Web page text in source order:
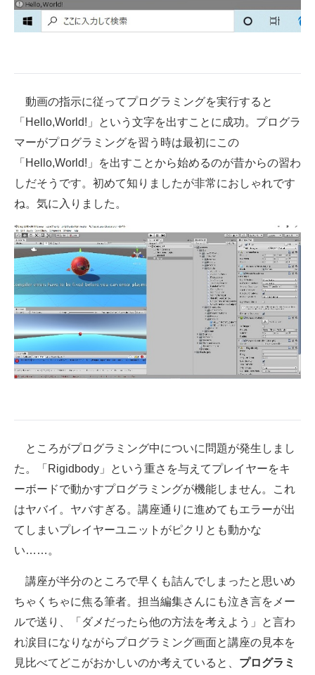
動画の指示に従ってプログラミングを実行すると
「Hello,World!」という文字を出すことに成功。プログラ
マーがプログラミングを習う時は最初にこの
「Hello,World!」を出すことから始めるのが昔からの習わ
しだそうです。初めて知りましたが非常におしゃれです
ね。気に入りました。
ところがプログラミング中についに問題が発生しまし
た。「Rigidbody」という重さを与えてプレイヤーをキ
ーボードで動かすプログラミングが機能しません。これ
はヤバイ。ヤバすぎる。講座通りに進めてもエラーが出
てしまいプレイヤーユニットがピクリとも動かな
い……。
講座が半分のところで早くも詰んでしまったと思いめ
ちゃくちゃに焦る筆者。担当編集さんにも泣き言をメー
ルで送り、「ダメだったら他の方法を考えよう」と言わ
れ涙目になりながらプログラミング画面と講座の見本を
見比べてどこがおかしいのか考えていると、 プログラミ